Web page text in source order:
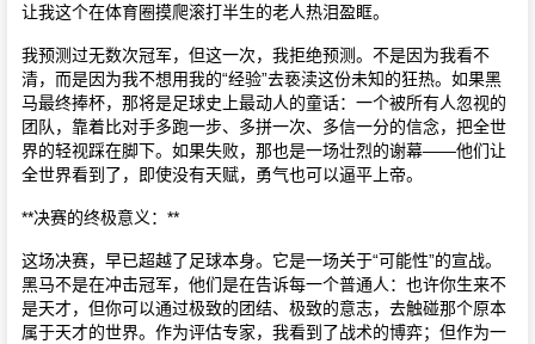
让我这个在体育圈摸爬滚打半生的老人热泪盈眶。
我预测过无数次冠军，但这一次，我拒绝预测。不是因为我看不
清，而是因为我不想用我的“经验”去亵渎这份未知的狂热。如果黑
马最终捧杯，那将是足球史上最动人的童话：一个被所有人忽视的
团队，靠着比对手多跑一步、多拼一次、多信一分的信念，把全世
界的轻视踩在脚下。如果失败，那也是一场壮烈的谢幕——他们让
全世界看到了，即使没有天赋，勇气也可以逼平上帝。
**决赛的终极意义：**
这场决赛，早已超越了足球本身。它是一场关于“可能性”的宣战。
黑马不是在冲击冠军，他们是在告诉每一个普通人：也许你生来不
是天才，但你可以通过极致的团结、极致的意志，去触碰那个原本
属于天才的世界。作为评估专家，我看到了战术的博弈；但作为一